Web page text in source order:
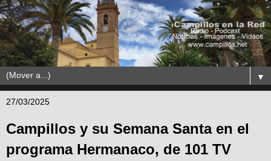
▼
27/03/2025
Campillos y su Semana Santa en el
programa Hermanaco, de 101 TV